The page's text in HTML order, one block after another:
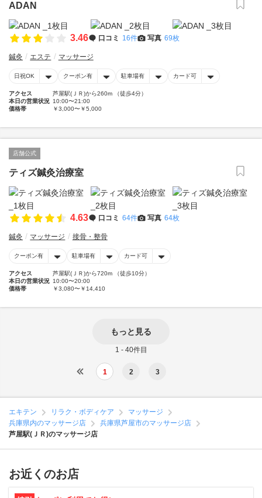
ADAN
3.46 口コミ 16件 写真 69枚
鍼灸 エステ マッサージ
日祝OK クーポン有 駐車場有 カード可
アクセス
芦屋駅(ＪＲ)から260m （徒歩4分）
本日の営業状況 10:00〜21:00
価格帯
￥3,000〜￥5,000
店舗公式
ティズ鍼灸治療室
4.63 口コミ 64件 写真 64枚
鍼灸 マッサージ 接骨・整骨
クーポン有 駐車場有 カード可
アクセス
芦屋駅(ＪＲ)から720m （徒歩10分）
本日の営業状況 10:00〜20:00
価格帯
￥3,080〜￥14,410
もっと見る
1 - 40件目
1 2 3
エキテン リラク・ボディケア
マッサージ
兵庫県内のマッサージ店
兵庫県芦屋市のマッサージ店
芦屋駅(ＪＲ)のマッサージ店
お近くのお店